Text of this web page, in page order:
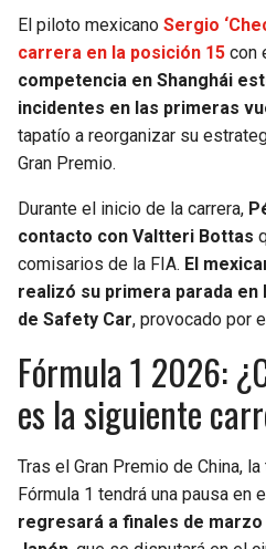
El piloto mexicano Sergio
carrera en la posición 15 con
competencia en Shanghái
incidentes en las primeras
tapatío a reorganizar su
Gran Premio.
Durante el inicio de la carrera,
contacto con Valtteri Bottas
comisarios de la FIA. El
realizó su primera parada
de Safety Car, provocado por
Fórmula 1 2026:
es la siguiente
Tras el Gran Premio de China,
Fórmula 1 tendrá una pausa en
regresará a finales de